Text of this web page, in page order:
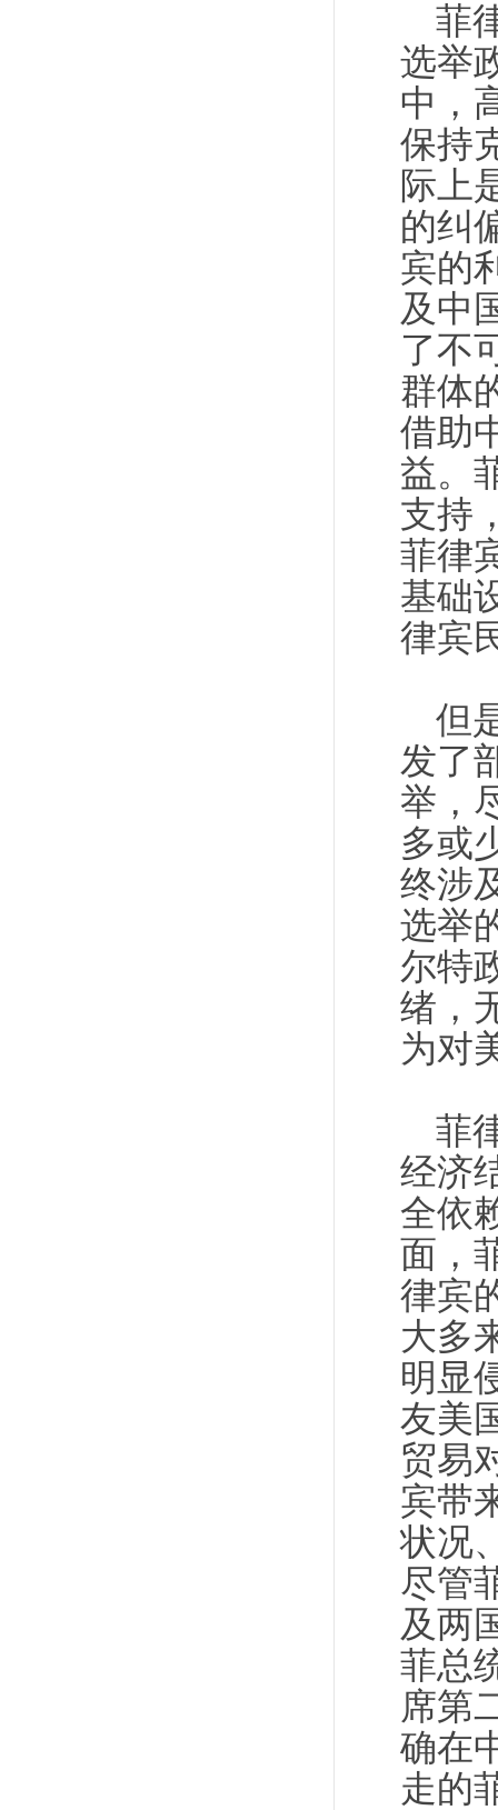
菲
选举
中，
保持
际上
的纠
宾的
及中
了不
群体
借助
益。
支持
菲律
基础
律宾
但
发了
举，
多或
终涉
选举
尔特
绪，
为对
菲
经济
全依
面，
律宾
大多
明显
友美
贸易
宾带
状况
尽管
及两
菲总
席第
确在
走的